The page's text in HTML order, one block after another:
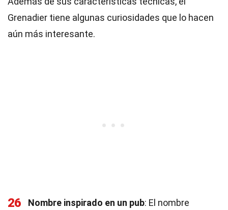
Grenadier tiene algunas curiosidades que lo hacen
aún más interesante.
26 Nombre inspirado en un pub: El nombre